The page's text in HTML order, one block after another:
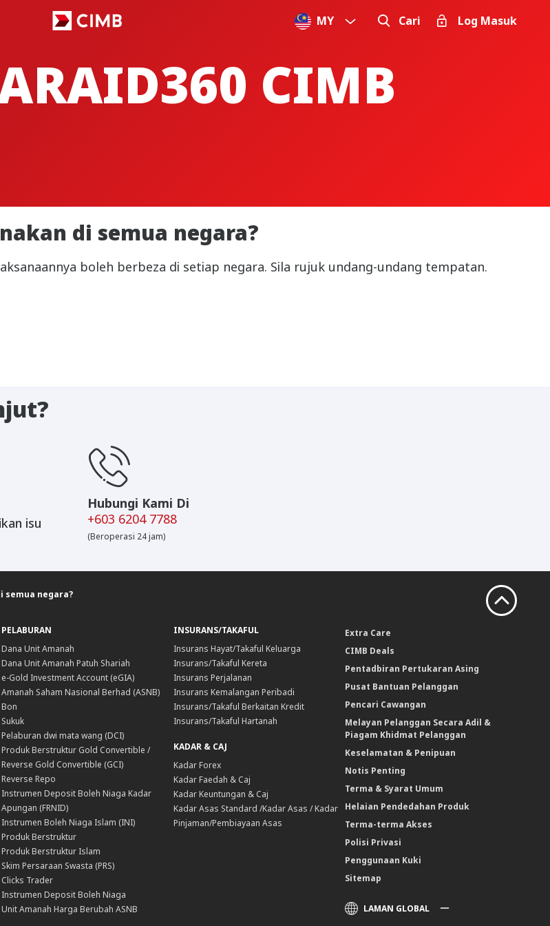
MY Cari Log Masuk
CIMB
di semua negara?
boleh berbeza di setiap negara. Sila rujuk undang-undang tempatan.
isu
Hubungi Kami Di
+603 6204 7788
(Beroperasi 24 jam)
semua negara?
PELABURAN
Dana Unit Amanah
Dana Unit Amanah Patuh Shariah
e-Gold Investment Account (eGIA)
Amanah Saham Nasional Berhad (ASNB)
Bon
Sukuk
Pelaburan dwi mata wang (DCI)
Produk Berstruktur Gold Convertible /
Reverse Gold Convertible (GCI)
Reverse Repo
Instrumen Deposit Boleh Niaga Kadar
Apungan (FRNID)
Instrumen Boleh Niaga Islam (INI)
Produk Berstruktur
Produk Berstruktur Islam
Skim Persaraan Swasta (PRS)
Clicks Trader
Instrumen Deposit Boleh Niaga
Unit Amanah Harga Berubah ASNB
INSURANS/TAKAFUL
Insurans Hayat/Takaful Keluarga
Insurans/Takaful Kereta
Insurans Perjalanan
Insurans Kemalangan Peribadi
Insurans/Takaful Berkaitan Kredit
Insurans/Takaful Hartanah
KADAR & CAJ
Kadar Forex
Kadar Faedah & Caj
Kadar Keuntungan & Caj
Kadar Asas Standard /Kadar Asas / Kadar
Pinjaman/Pembiayaan Asas
Extra Care
CIMB Deals
Pentadbiran Pertukaran Asing
Pusat Bantuan Pelanggan
Pencari Cawangan
Melayan Pelanggan Secara Adil &
Piagam Khidmat Pelanggan
Keselamatan & Penipuan
Notis Penting
Terma & Syarat Umum
Helaian Pendedahan Produk
Terma-terma Akses
Polisi Privasi
Penggunaan Kuki
Sitemap
LAMAN GLOBAL